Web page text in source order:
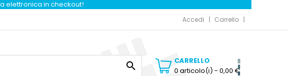
elettronica in checkout!
Accedi Carrello

CARRELLO
0 articolo(i) - 0,00 €